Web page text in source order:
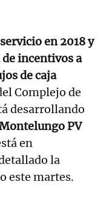
en 2018 y
incentivos a
de caja
Complejo de
desarrollando
PV
en
la
este martes.